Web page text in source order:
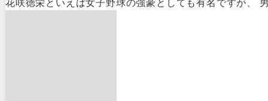
花咲徳栄といえば女子野球の強豪としても有名ですが、